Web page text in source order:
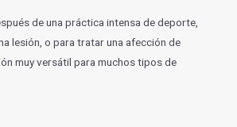
de una práctica intensa de deporte,
lesión, o para tratar una afección de
muy versátil para muchos tipos de